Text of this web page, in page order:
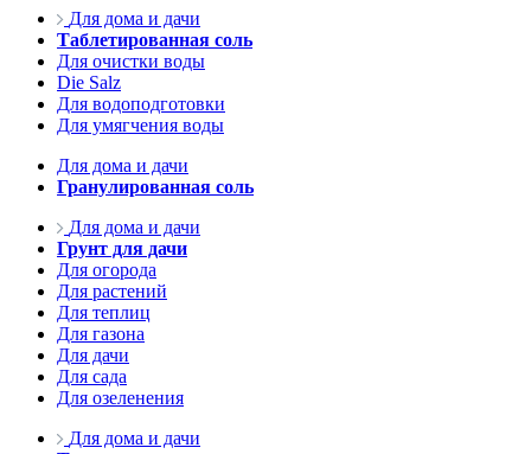
Для дома и дачи
Таблетированная соль
Для очистки воды
Die Salz
Для водоподготовки
Для умягчения воды
Для дома и дачи
Гранулированная соль
Для дома и дачи
Грунт для дачи
Для огорода
Для растений
Для теплиц
Для газона
Для дачи
Для сада
Для озеленения
Для дома и дачи